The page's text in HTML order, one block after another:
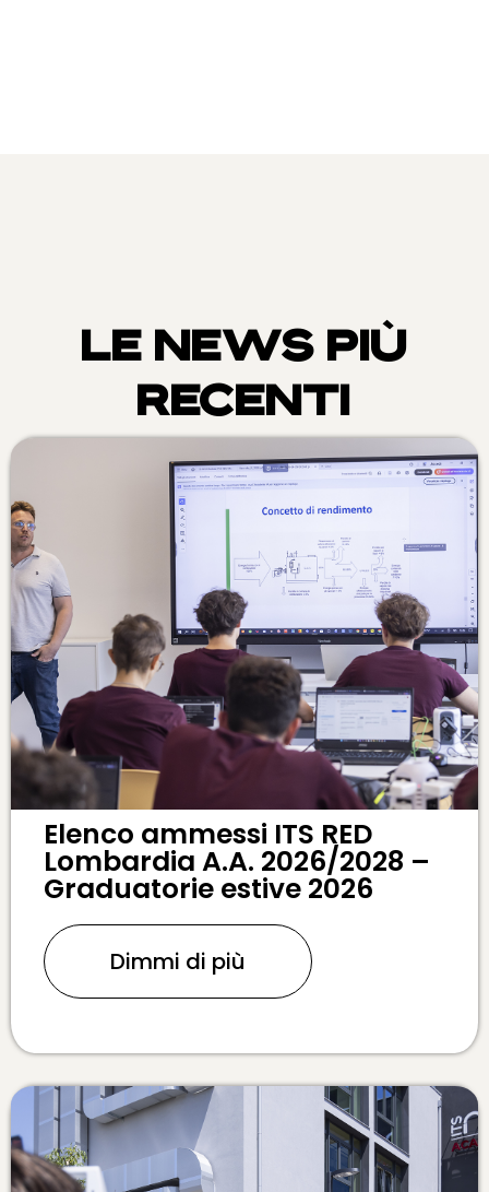
LE NEWS PIÙ
RECENTI
Elenco ammessi ITS RED
Lombardia A.A. 2026/2028 –
Graduatorie estive 2026
Dimmi di più